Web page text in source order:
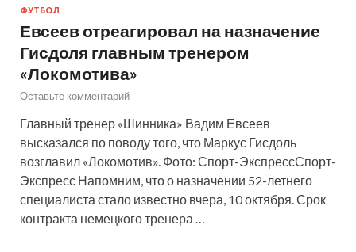
ФУТБОЛ
Евсеев отреагировал на назначение
Гисдоля главным тренером
«Локомотива»
Оставьте комментарий
Главный тренер «Шинника» Вадим Евсеев
высказался по поводу того, что Маркус Гисдоль
возглавил «Локомотив». Фото: Спорт-ЭкспрессСпорт-
Экспресс Напомним, что о назначении 52-летнего
специалиста стало известно вчера, 10 октября. Срок
контракта немецкого тренера …